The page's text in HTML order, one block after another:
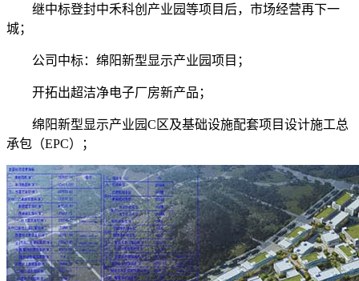
继中标登封中禾科创产业园等项目后，市场经营再下一
城；
公司中标：绵阳新型显示产业园项目；
开拓出超洁净电子厂房新产品；
绵阳新型显示产业园C区及基础设施配套项目设计施工总
承包（EPC）；